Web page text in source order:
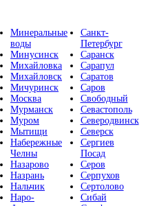
Минеральные
воды
Минусинск
Михайловка
Михайловск
Мичуринск
Москва
Мурманск
Муром
Мытищи
Набережные
Челны
Назарово
Назрань
Нальчик
Наро-
Санкт-
Петербург
Саранск
Сарапул
Саратов
Саров
Свободный
Севастополь
Северодвинск
Северск
Сергиев
Посад
Серов
Серпухов
Сертолово
Сибай